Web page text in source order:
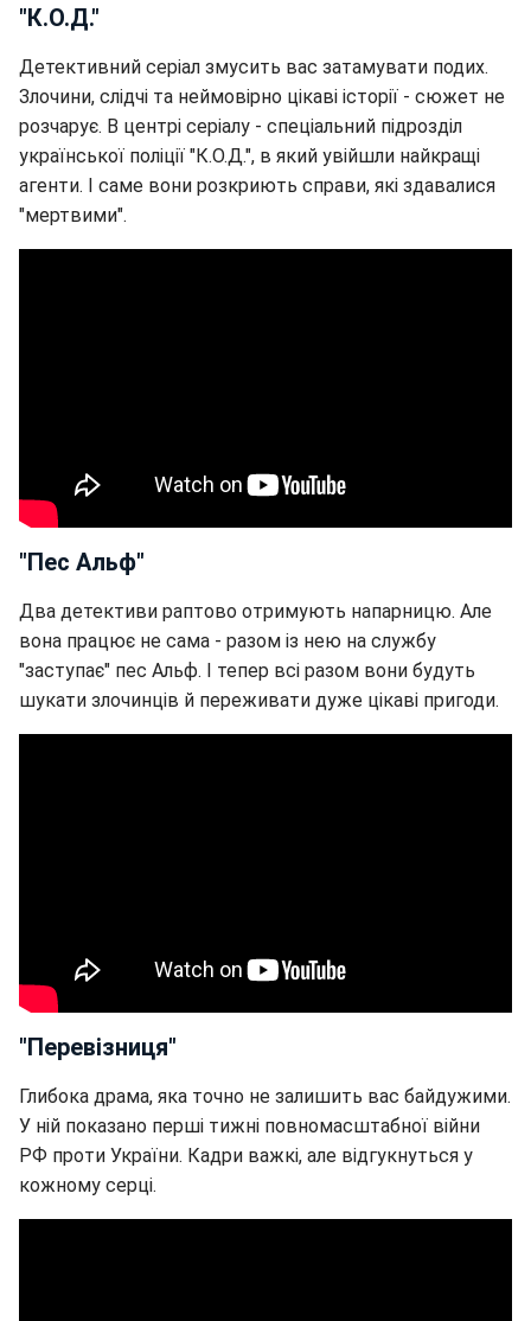
"К.О.Д."
Детективний серіал змусить вас затамувати подих.
Злочини, слідчі та неймовірно цікаві історії - сюжет не
розчарує. В центрі серіалу - спеціальний підрозділ
української поліції "К.О.Д.", в який увійшли найкращі
агенти. І саме вони розкриють справи, які здавалися
"мертвими".
"Пес Альф"
Два детективи раптово отримують напарницю. Але
вона працює не сама - разом із нею на службу
"заступає" пес Альф. І тепер всі разом вони будуть
шукати злочинців й переживати дуже цікаві пригоди.
"Перевізниця"
Глибока драма, яка точно не залишить вас байдужими.
У ній показано перші тижні повномасштабної війни
РФ проти України. Кадри важкі, але відгукнуться у
кожному серці.